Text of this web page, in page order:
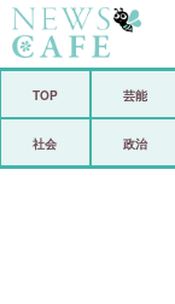
TOP 芸能
社会 政治